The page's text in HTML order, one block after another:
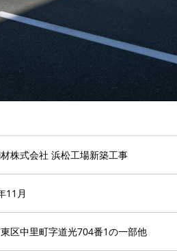
株式会社 浜松工場新築工事
11月
区中里町字道光704番1の一部他